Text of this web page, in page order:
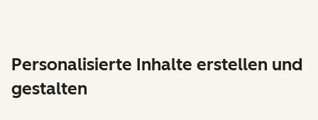
Personalisierte Inhalte erstellen und
gestalten